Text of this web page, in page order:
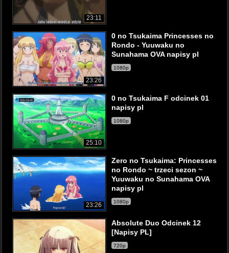
23:11
23:26
0 no Tsukaima Princesses no
Rondo - Yuuwaku no
Sunahama OVA napisy pl
1080p
25:10
0 no Tsukaima F odcinek 01
napisy pl
1080p
23:26
Zero no Tsukaima: Princesses
no Rondo ~ trzeci sezon ~
Yuuwaku no Sunahama OVA
napisy pl
1080p
Absolute Duo Odcinek 12
[Napisy PL]
720p